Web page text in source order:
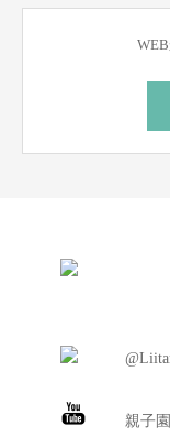
親子